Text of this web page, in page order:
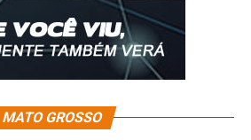
e curte reta final das férias em
lembra?’
MATO GROSSO